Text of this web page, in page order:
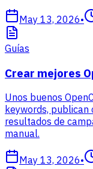
May 13, 2026•
Guías
Crear mejores
Unos buenos
keywords,
resultados de
manual.
May 13, 2026•